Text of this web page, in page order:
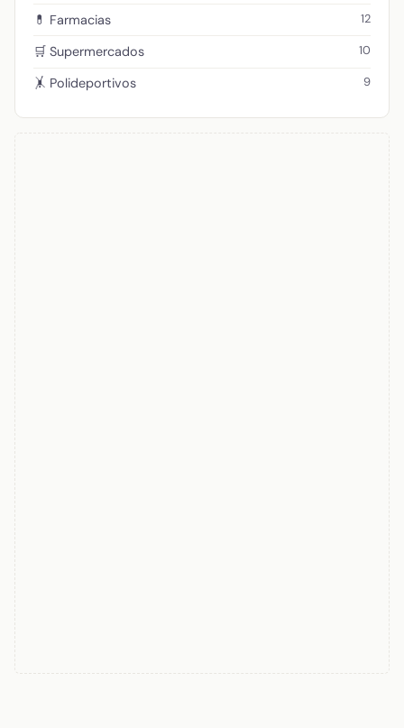
💊 Farmacias 12
🛒 Supermercados 10
🤸 Polideportivos 9